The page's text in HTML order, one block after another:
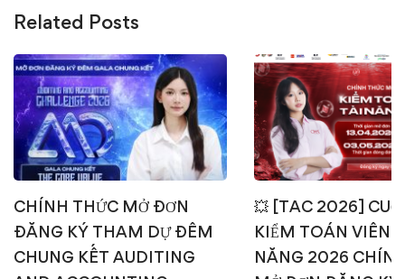
Related Posts
CHÍNH THỨC MỞ ĐƠN
ĐĂNG KÝ THAM DỰ ĐÊM
CHUNG KẾT AUDITING
💥 [TAC 2026]
KIỂM TOÁN VIÊN
NĂNG 2026